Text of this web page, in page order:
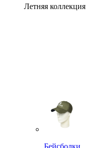
Летняя коллекция
Бейсболки